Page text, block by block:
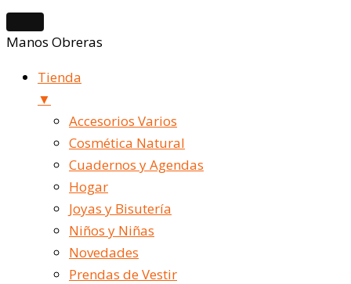
Manos Obreras
Tienda
▼
Accesorios Varios
Cosmética Natural
Cuadernos y Agendas
Hogar
Joyas y Bisutería
Niños y Niñas
Novedades
Prendas de Vestir